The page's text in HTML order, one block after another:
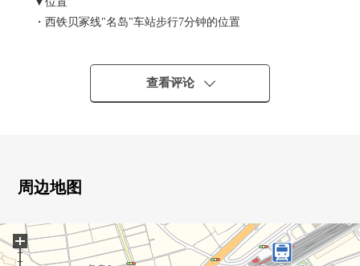
・西铁贝冢线"名岛"车站步行7分钟的位置
・可饲养宠物(饲养有规定)
・停车场能关于1住戸使用1台
・雨天时，也有放心的室内自行车停放处
・门口前面的凹室上演独立感觉
・厨房旁边的餐具室以及约5.8张塌塌米西式房间有步入式
衣帽间丰富的存储空间
・浴室有窗
查看评论
周边地图
+